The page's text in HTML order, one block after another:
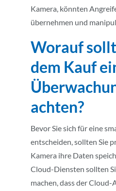
Kamera, könnten
übernehmen und
Worauf
dem Kauf
achten?
Bevor Sie sich für eine
entscheiden, sollten Sie
Kamera ihre Daten
Cloud-Diensten sollten
machen, dass der